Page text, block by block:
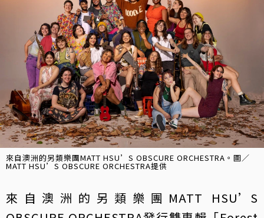
來自澳洲的另類樂團MATT HSU’S OBSCURE ORCHESTRA。圖／
MATT HSU’S OBSCURE ORCHESTRA提供
來自澳洲的另類樂團MATT HSU’S